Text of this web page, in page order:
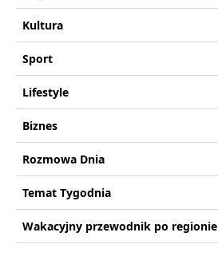
Kultura
Sport
Lifestyle
Biznes
Rozmowa Dnia
Temat Tygodnia
Wakacyjny przewodnik po regionie